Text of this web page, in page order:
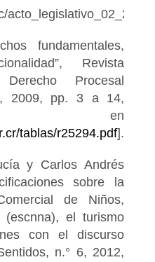
fundamentales,
Revista
Procesal
2009, pp. 3 a 14,
en
tablas/r25294.pdf].
y Carlos Andrés
sobre la
de Niños,
(escnna), el turismo
con el discurso
n.° 6, 2012,